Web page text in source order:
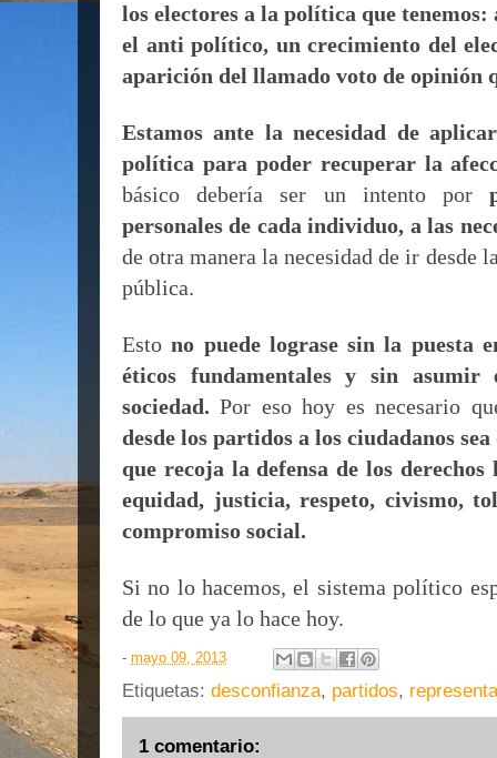
los electores a la política que
el anti político, un crecimiento del
aparición del llamado voto de opinión
Estamos ante la necesidad de
política para poder recuperar la
básico debería ser un intento por
personales de cada individuo, a las
de otra manera la necesidad de ir desde
pública.
Estono puede lograse sin la puesta
éticos fundamentales y sin
sociedad. Por eso hoy es necesario
desde los partidos a los ciudadanos
que recoja la defensa de los derechos
equidad, justicia, respeto, civismo,
compromiso social.
Si no lo hacemos, el sistema político
de lo que ya lo hace hoy.
- mayo 09, 2013
Etiquetas: desconfianza, partidos,
1 comentario: